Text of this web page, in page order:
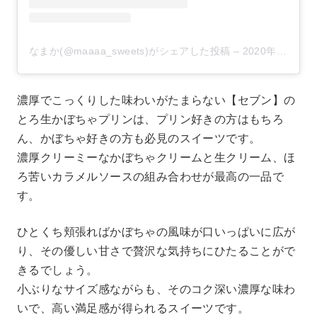
なまか(@maaaa_sweets)がシェアした投稿 – 2020年 9月月12日午前1時58分PDT
濃厚でこっくりした味わいがたまらない【セブン】の
とろ生かぼちゃプリンは、プリン好きの方はもちろ
ん、かぼちゃ好きの方も必見のスイーツです。
濃厚クリーミーなかぼちゃクリームと生クリーム、ほ
ろ苦いカラメルソースの組み合わせが最高の一品で
す。
ひとくち頬張ればかぼちゃの風味が口いっぱいに広が
り、その優しい甘さで贅沢な気持ちにひたることがで
きるでしょう。
小ぶりなサイズ感ながらも、そのコク深い濃厚な味わ
いで、高い満足感が得られるスイーツです。